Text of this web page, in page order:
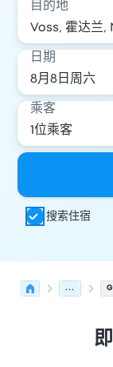
目的地
日期
乘客
搜索住宿
...